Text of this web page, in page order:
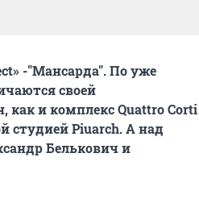
-"Мансарда". По уже
своей
и комплекс Quattro Corti
студией Piuarch. А над
Белькович и